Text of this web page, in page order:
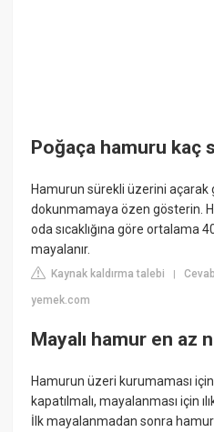
Poğaça hamuru kaç
Hamurun sürekli üzerini
dokunmamaya özen gösterin.
oda sıcaklığına göre ortalama
mayalanır.
Kaynak kaldırma talebi |
yemek.com
Mayalı hamur en az
Hamurun üzeri kurumaması
kapatılmalı, mayalanması için
İlk mayalanmadan sonra